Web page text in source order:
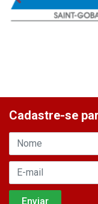
Cadastre-se